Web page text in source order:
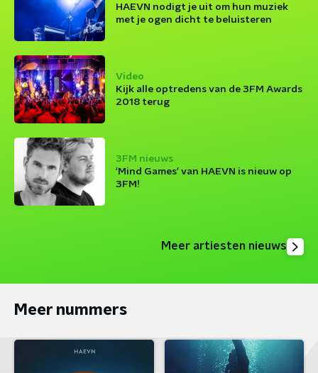
HAEVN nodigt je uit om hun muziek
met je ogen dicht te beluisteren
Video
Kijk alle optredens van de 3FM Awards
2018 terug
3FM nieuws
'Mind Games' van HAEVN is nieuw op
3FM!
Meer artiesten nieuws
Meer nummers